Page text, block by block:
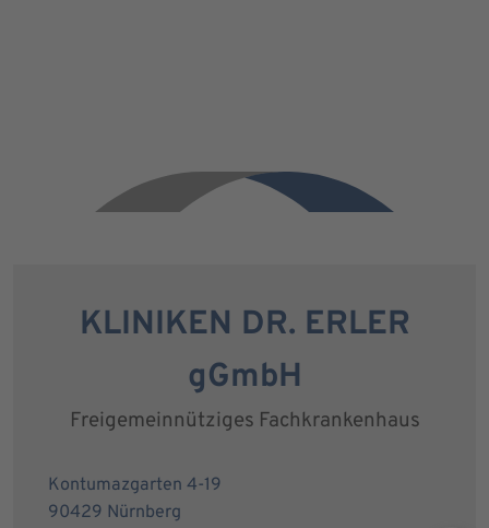
KLINIKEN DR. ERLER
gGmbH
Freigemeinnütziges Fachkrankenhaus
Kontumazgarten 4-19
90429 Nürnberg